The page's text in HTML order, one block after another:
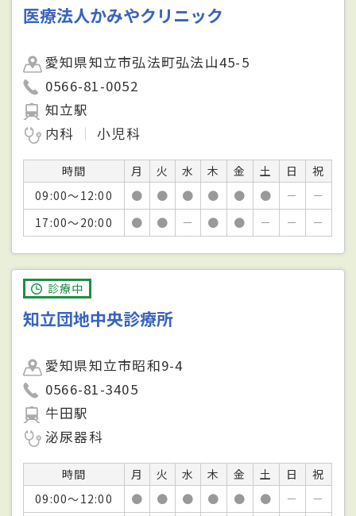
医療法人かみやクリニック
愛知県知立市弘法町弘法山45-5
0566-81-0052
知立駅
内科
小児科
時間 月 火 水 木 金 土 日
祝
09:00～12:00
● ● ● ● ● ● －
－
17:00～20:00
● ● － ● ● － － －
診療中
知立団地中央診療所
愛知県知立市昭和9-4
0566-81-3405
牛田駅
泌尿器科
時間 月 火 水 木 金 土 日
祝
09:00～12:00
● ● ● ● ● ● －
－